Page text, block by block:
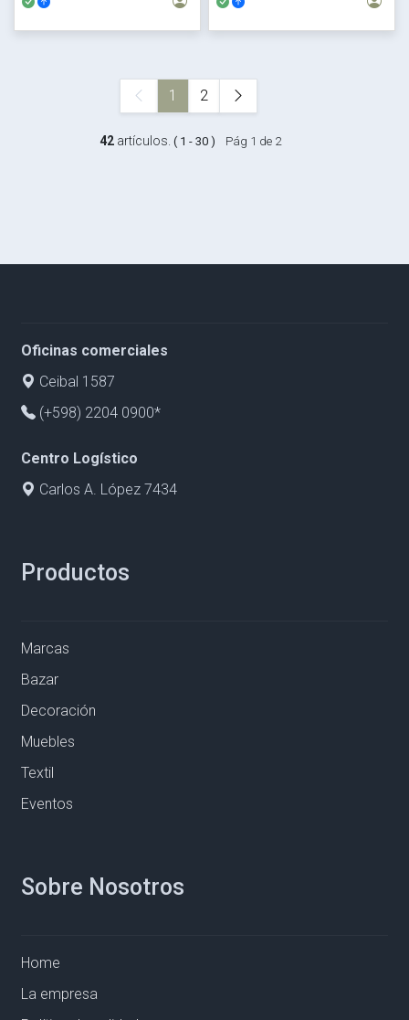
1 2
42artículos. ( 1 - 30 ) Pág 1 de 2
Oficinas comerciales
Ceibal 1587
(+598) 2204 0900*
Centro Logístico
Carlos A. López 7434
Productos
Marcas
Bazar
Decoración
Muebles
Textil
Eventos
Sobre Nosotros
Home
La empresa